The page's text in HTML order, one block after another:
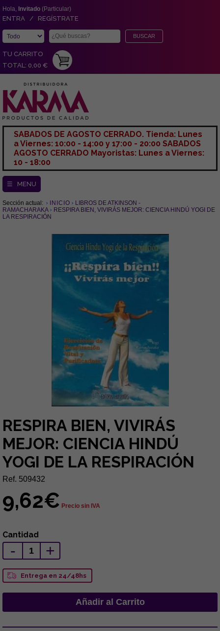
Hola, Invitado (Particular)
ENTRA / REGÍSTRATE
TU CARRITO
TOTAL: 0,00 €
SABADOS DE AGOSTO CERRADO. Tienda: Lunes
a Viernes: 10:00 - 14:00 y 17:00 - 20:00 SABADOS
AGOSTO CERRADO Mayoristas: Lunes a Viernes:
10 - 18:00
☰ MENU
Sección actual: INICIO
LIBROS DE ATKINSON -
RAMACHARAKA
RESPIRA BIEN, VIVIRÁS MEJOR: CIENCIA HINDÚ YOGI DE
LA RESPIRACIÓN
RESPIRA BIEN, VIVIRÁS
MEJOR: CIENCIA HINDÚ
YOGI DE LA RESPIRACIÓN
Ref. 509432
9,62€ Precio sin IVA
Cantidad
- +
Entrega en 24/48hs